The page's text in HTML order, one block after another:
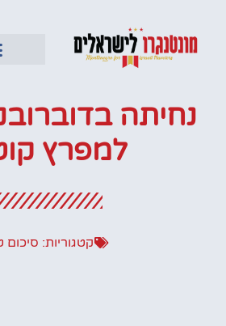
נחיתה
למפרץ
קטגוריות: סיכום